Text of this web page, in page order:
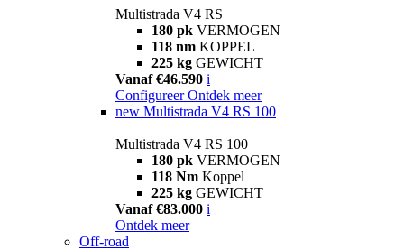
Multistrada V4 RS
180 pk VERMOGEN
118 nm KOPPEL
225 kg GEWICHT
Vanaf €46.590 i
Configureer Ontdek meer
new Multistrada V4 RS 100
Multistrada V4 RS 100
180 pk VERMOGEN
118 Nm Koppel
225 kg GEWICHT
Vanaf €83.000 i
Ontdek meer
Off-road